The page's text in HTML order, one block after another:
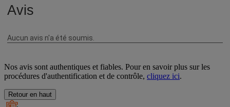
Nos avis sont authentiques et fiables. Pour en savoir plus sur les
procédures d'authentification et de contrôle, cliquez ici.
Retour en haut